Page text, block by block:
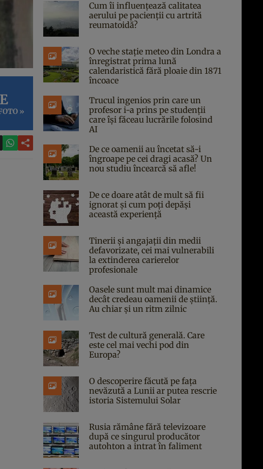
»
Cum îi influențează calitatea
aerului pe pacienții cu artrită
reumatoidă?
O veche stație meteo din Londra a
înregistrat prima lună
calendaristică fără ploaie din 1871
încoace
Trucul ingenios prin care un
profesor i-a prins pe studenții
care își făceau lucrările folosind
AI
De ce oamenii au încetat să-i
îngroape pe cei dragi acasă? Un
nou studiu încearcă să afle!
De ce doare atât de mult să fii
ignorat și cum poți depăși
această experiență
Tinerii și angajații din medii
defavorizate, cei mai vulnerabili
la extinderea carierelor
profesionale
Oasele sunt mult mai dinamice
decât credeau oamenii de știință.
Au chiar și un ritm zilnic
Test de cultură generală. Care
este cel mai vechi pod din
Europa?
O descoperire făcută pe fața
nevăzută a Lunii ar putea rescrie
istoria Sistemului Solar
Rusia rămâne fără televizoare
după ce singurul producător
autohton a intrat în faliment